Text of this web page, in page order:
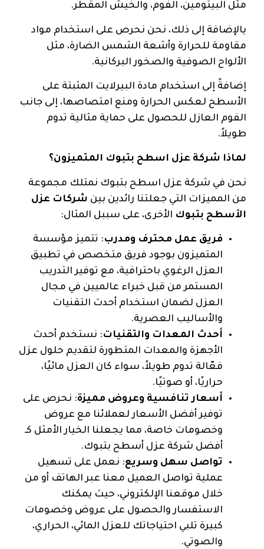
مثل البيتومين، الفوم، والخيش المقطر.
يالإضافة إلى ذلك، نحن نحرص على استخدام مواد
مقاومة للحرارة وأشعة الشمس الضارة، مثل
الألواح الصوفية والصخور البركانية.
إضافةً إلى استخدام مادة البيرلايت المثبتة على
الأسطح لعكس الحرارة ومنع امتصاصها، إلى جانب
الفوم العازل للحصول على حماية مثالية تدوم
طويلاً.
لماذا شركة عزل اسطح بتبوك المتميزون؟
نحن في شركة عزل اسطح بتبوك نمتلك مجموعة
من المميزات التي جعلتنا رائدين بين شركات عزل
الأسطح بتبوك الأخرى، على سببل المثال:
فريق عمل محترف ومدرب: تتميز مؤسسة
المتميزون بوجود فريق متخصص في تطبيق
العزل الرغوي باحترافية، مع توفير التدريب
المستمر من قبل خبراء عالميين في مجال
العزل لضمان استخدام أحدث التقنيات
والأساليب العصرية.
أحدث المعدات والتقنيات: نستخدم أحدث
الأجهزة والمعدات المتطورة لتقديم حلول عزل
فعّالة تدوم طويلاً، سواء كان العزل مائيًا،
حراريًا، أو صوتيًا.
أسعار تنافسية وعروض مميزة: نحرص على
توفير أفضل الأسعار لعملائنا مع عروض
وخصومات خاصة، مما يجعلنا الخيار الأمثل كـ
أفضل شركة عزل أسطح بتبوك.
تواصل سهل وسريع: نعمل على تسهيل
عملية تواصل العميل معنا عبر الهاتف أو من
خلال موقعنا الإلكتروني، حيث يمكنك
الاستفسار والحصول على عروض وخصومات
كبيرة تلبي احتياجاتك للعزل المائي، الحراري،
والصوتي.